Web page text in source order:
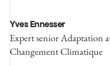
Yves Ennesser
Expert senior Adaptation
Changement Climatique